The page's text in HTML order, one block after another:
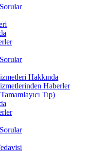
Hakkında
Haberler
Tıp)